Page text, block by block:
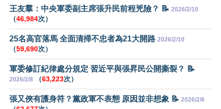
王友羣：中央軍委副主席張升民前程兇險？ 📝 2026/2/10
（46,984次）
25名高官落馬 全面清掃不忠者為21大開路 2026/2/10
（59,690次）
軍委修訂紀律處分規定 習近平與張昇民公開撕裂？ 📝
2026/2/8 （63,223次）
張又俠有護身符？黨政軍不表態 原因並非想象 📝 2026/2/6